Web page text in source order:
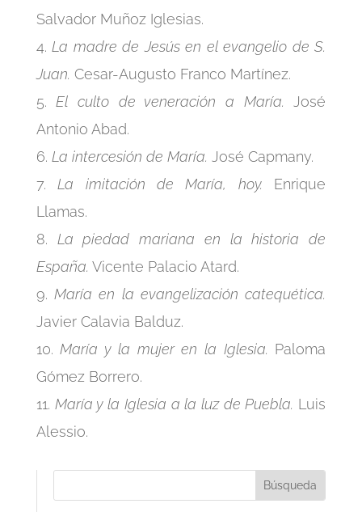
Salvador Muñoz Iglesias.
4.La madre de Jesús en el evangelio de S.
Juan. Cesar-Augusto Franco Martínez.
5.El culto de veneración a María. José
Antonio Abad.
6. La intercesión de María. José Capmany.
7. La imitación de María, hoy. Enrique
Llamas.
8. La piedad mariana en la historia de
España. Vicente Palacio Atard.
9.María en la evangelización catequética.
Javier Calavia Balduz.
10.María y la mujer en la Iglesia. Paloma
Gómez Borrero.
11. María y la Iglesia a la luz de Puebla. Luis
Alessio.